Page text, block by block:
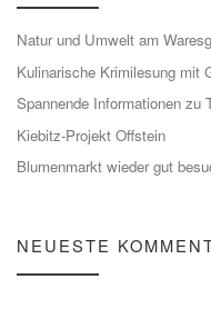
Natur und Umwelt am
Kulinarische Krimilesung mit
Spannende Informationen zu
Kiebitz-Projekt Offstein
Blumenmarkt wieder gut
NEUESTE